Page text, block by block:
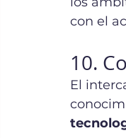
con el
10.
El